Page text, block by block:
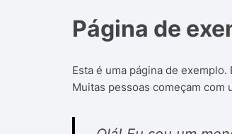
Página de
Esta é uma página de
Muitas pessoas começam com